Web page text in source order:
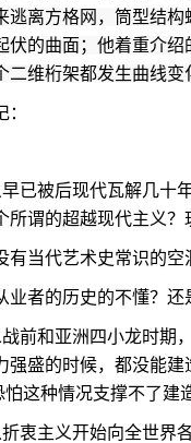
逃离方格网，筒型结构
伏的曲面；他着重介
二维桁架都发生曲线
：
已被后现代瓦解几十
所谓的超越现代主义？
有当代艺术史常识的
业者的历史的不懂？
前和亚洲四小龙时期
强盛的时候，都没能
怕这种情况支撑不了
衷主义开始向全世界